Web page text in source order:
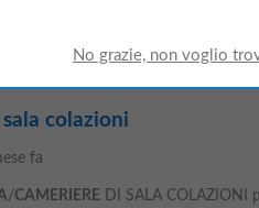
base di criteri oggettivi e neutri
colazioni
fa
/CAMERIEREDI SALA COLAZIONI